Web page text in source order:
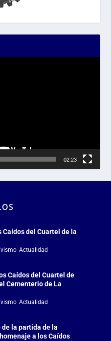
02:23
Caídos del Cuartel de la
, Actualidad
Caídos del Cuartel de
Cementerio de La
, Actualidad
la partida de la
a los Caídos